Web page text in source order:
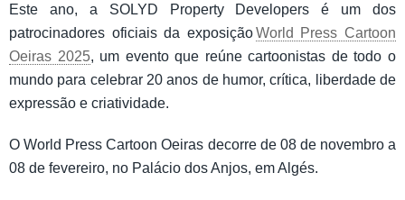
Este ano, a SOLYD Property Developers é um dos
patrocinadores oficiais da exposiçãoWorld Press Cartoon
Oeiras 2025, um evento que reúne cartoonistas de todo o
mundo para celebrar 20 anos de humor, crítica, liberdade de
expressão e criatividade.
O World Press Cartoon Oeiras decorre de 08 de novembro a
08 de fevereiro, no Palácio dos Anjos, em Algés.